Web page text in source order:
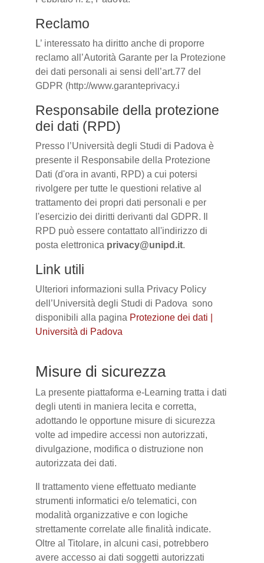
Reclamo
L’ interessato ha diritto anche di proporre
reclamo all’Autorità Garante per la Protezione
dei dati personali ai sensi dell’art.77 del
GDPR (http://www.garanteprivacy.i
Responsabile della protezione
dei dati (RPD)
Presso l’Università degli Studi di Padova è
presente il Responsabile della Protezione
Dati (d'ora in avanti, RPD) a cui potersi
rivolgere per tutte le questioni relative al
trattamento dei propri dati personali e per
l'esercizio dei diritti derivanti dal GDPR. Il
RPD può essere contattato all'indirizzo di
posta elettronica privacy@unipd.it.
Link utili
Ulteriori informazioni sulla Privacy Policy
dell’Università degli Studi di Padova sono
disponibili alla pagina Protezione dei dati |
Università di Padova
Misure di sicurezza
La presente piattaforma e-Learning tratta i dati
degli utenti in maniera lecita e corretta,
adottando le opportune misure di sicurezza
volte ad impedire accessi non autorizzati,
divulgazione, modifica o distruzione non
autorizzata dei dati.
Il trattamento viene effettuato mediante
strumenti informatici e/o telematici, con
modalità organizzative e con logiche
strettamente correlate alle finalità indicate.
Oltre al Titolare, in alcuni casi, potrebbero
avere accesso ai dati soggetti autorizzati